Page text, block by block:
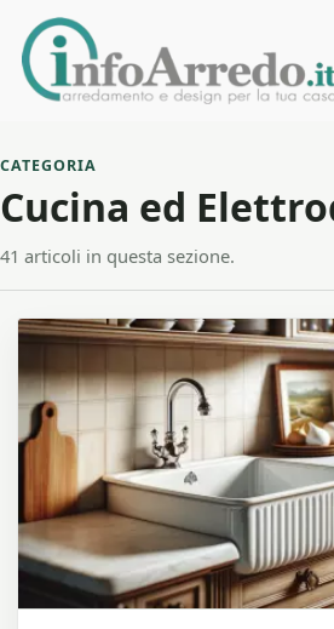
CATEGORIA
Cucina ed
41 articoli in questa sezione.